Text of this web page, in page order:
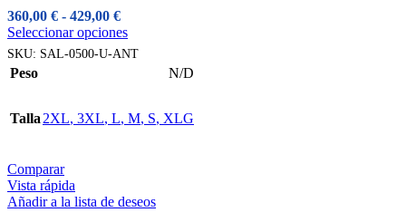
360,00 € - 429,00 €Rango
de
precios:
360,00 €
429,00 €
Seleccionar opcionesEste
producto
múltiples
Las
opciones
la
SKU: SAL-0500-U-ANT
Peso N/D
Talla 2XL, 3XL, L, M, S, XLG
Comparar
Vista rápida
Añadir a la lista de deseos